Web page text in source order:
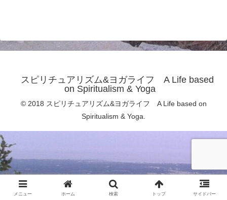
スピリチュアリズム&ヨガライフ A Life based
on Spiritualism & Yoga
© 2018 スピリチュアリズム&ヨガライフ A Life based on
Spiritualism & Yoga.
メニュー ホーム 検索 トップ サイドバー